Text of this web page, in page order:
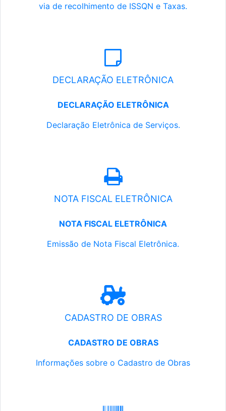
via de recolhimento de ISSQN e Taxas.
DECLARAÇÃO ELETRÔNICA
DECLARAÇÃO ELETRÔNICA
Declaração Eletrônica de Serviços.
NOTA FISCAL ELETRÔNICA
NOTA FISCAL ELETRÔNICA
Emissão de Nota Fiscal Eletrônica.
CADASTRO DE OBRAS
CADASTRO DE OBRAS
Informações sobre o Cadastro de Obras